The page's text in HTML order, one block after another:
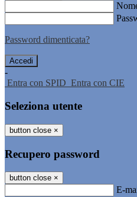
Password dimenticata?
-
Entra con SPID Entra con CIE
Seleziona utente
button close ×
Recupero password
button close ×
E-